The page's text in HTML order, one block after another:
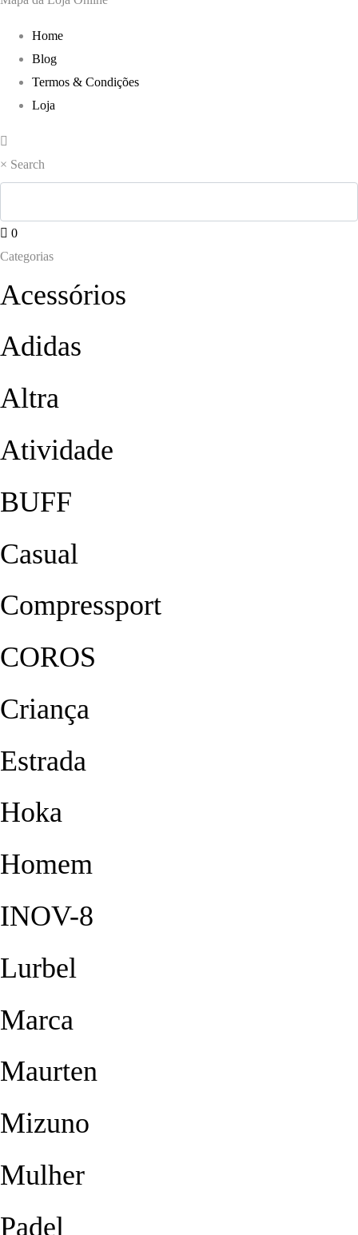
Home
Blog
Termos & Condições
Loja
× Search
0
Categorias
Acessórios
Adidas
Altra
Atividade
BUFF
Casual
Compressport
COROS
Criança
Estrada
Hoka
Homem
INOV-8
Lurbel
Marca
Maurten
Mizuno
Mulher
Padel